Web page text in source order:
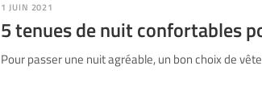
1 JUIN 2021
5 tenues de nuit confortables
Pour passer une nuit agréable, un bon choix de